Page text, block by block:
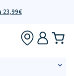
23,99€